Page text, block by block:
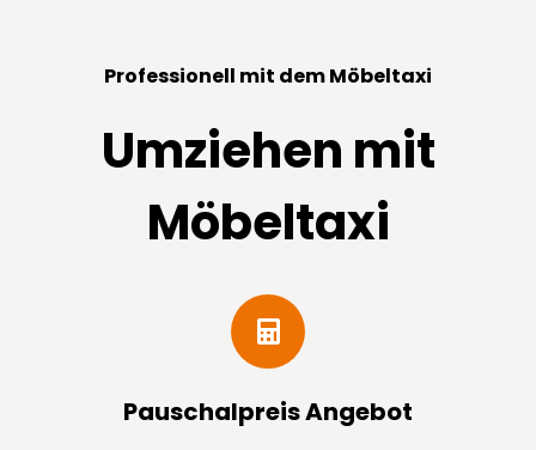
Professionell mit dem Möbeltaxi
Umziehen mit
Möbeltaxi
Pauschal­preis Angebot